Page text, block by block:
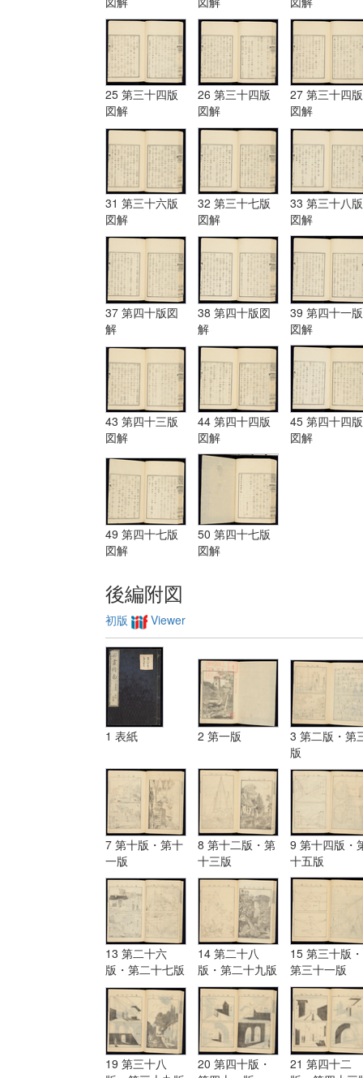
25 第三十四版
図解
26 第三十四版
図解
27 第三十四版
図解
31 第三十六版
図解
32 第三十七版
図解
33 第三十八版
図解
37 第四十版図
解
38 第四十版図
解
39 第四十一版
図解
43 第四十三版
図解
44 第四十四版
図解
45 第四十四版
図解
49 第四十七版
図解
50 第四十七版
図解
後編附図
初版 Viewer
1 表紙 2 第一版
3 第二版・第
版
7 第十版・第十
一版
8 第十二版・第
十三版
9 第十四版・
十五版
13 第二十六
版・第二十七版
14 第二十八
版・第二十九版
15 第三十版・
第三十一版
19 第三十八
20 第四十版・
21 第四十二